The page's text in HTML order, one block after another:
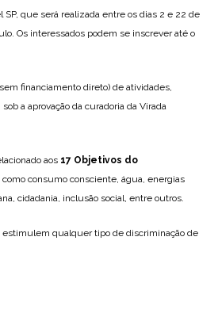
SP, que será realizada entre os dias 2 e 22 de
Os interessados podem se inscrever até o
financiamento direto) de atividades,
a aprovação da curadoria da Virada
aos 17 Objetivos do
consumo consciente, água, energias
cidadania, inclusão social, entre outros.
estimulem qualquer tipo de discriminação de